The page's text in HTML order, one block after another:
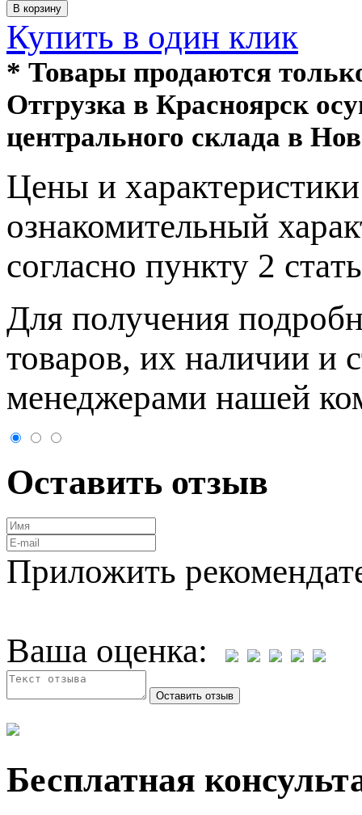
Купить в один клик
* Товары продаются
Отгрузка в Красноярск
центрального склада в
Цeны и
ознакомительный
согласно пункту 2
Для пoлучения
товaров, их нaличии и
менеджерами нашей
Оставить отзыв
Приложить
Ваша оценка:
Бесплатная